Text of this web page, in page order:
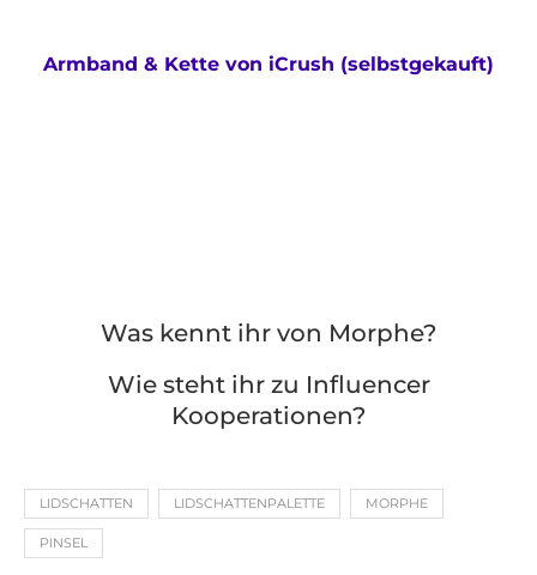
Armband & Kette von iCrush (selbstgekauft)
Was kennt ihr von Morphe?
Wie steht ihr zu Influencer
Kooperationen?
LIDSCHATTEN LIDSCHATTENPALETTE MORPHE
PINSEL